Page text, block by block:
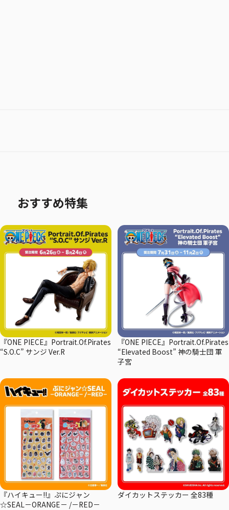
おすすめ特集
『ONE PIECE』Portrait.Of.Pirates
“S.O.C” サンジ Ver.R
『ONE PIECE』Portrait.Of.Pirates
“Elevated Boost” 神の騎士団 軍
子宮
『ハイキュー!!』ぷにジャン
☆SEAL－ORANGE－ /－RED－
ダイカットステッカー 全83種